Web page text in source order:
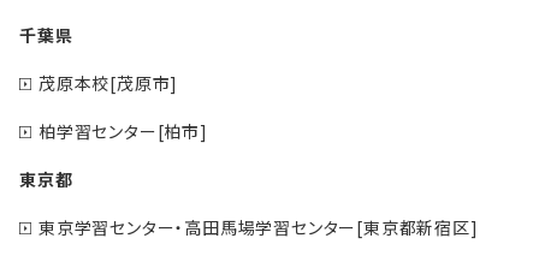
千葉県
茂原本校[茂原市]
柏学習センター[柏市]
東京都
東京学習センター・高田馬場学習センター[東京都新宿区]